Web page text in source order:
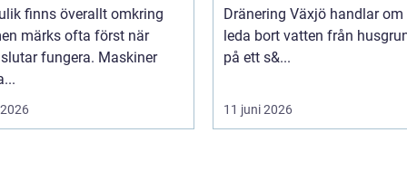
finns överallt omkring
märks ofta först när
fungera. Maskiner
Dränering Växjö handlar
leda bort vatten från
på ett s&...
11 juni 2026